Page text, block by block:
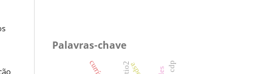
Palavras-chave